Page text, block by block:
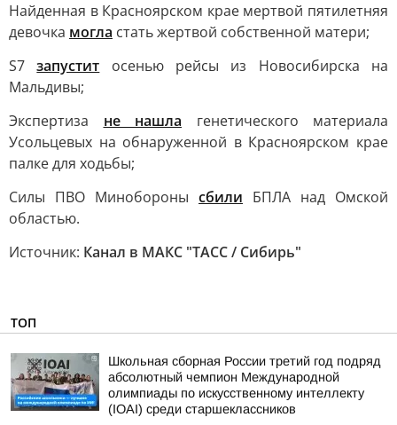
Найденная в Красноярском крае мертвой пятилетняя
девочка могла стать жертвой собственной матери;
S7запустит осенью рейсы из Новосибирска на
Мальдивы;
Экспертиза не нашла генетического материала
Усольцевых на обнаруженной в Красноярском крае
палке для ходьбы;
Силы ПВО Минобороны сбили БПЛА над Омской
областью.
Источник: Канал в МАКС "ТАСС / Сибирь"
ТОП
Школьная сборная России третий год подряд
абсолютный чемпион Международной
олимпиады по искусственному интеллекту
(IOAI) среди старшеклассников